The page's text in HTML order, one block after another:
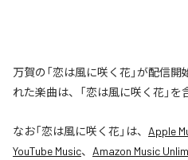
万賀の「恋は風に咲く花」が配信
れた楽曲は、「恋は風に咲く花」を
なお「恋は風に咲く花」は、 Apple
YouTube Music、 Amazon Music